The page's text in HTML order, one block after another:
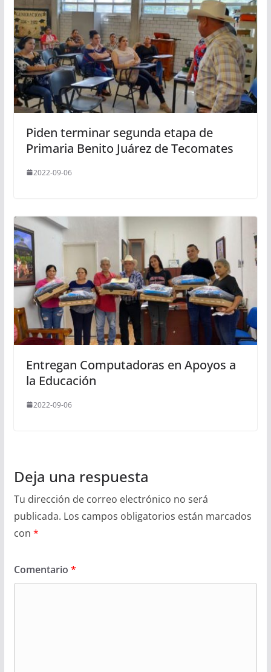
Piden terminar segunda etapa de
Primaria Benito Juárez de Tecomates
2022-09-06
Entregan Computadoras en Apoyos a
la Educación
2022-09-06
Deja una respuesta
Tu dirección de correo electrónico no será
publicada. Los campos obligatorios están marcados
con *
Comentario *